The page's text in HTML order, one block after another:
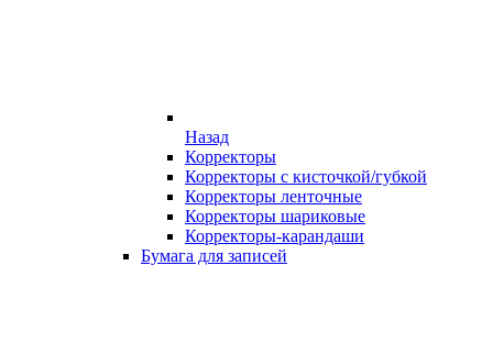
Назад
Корректоры
Корректоры с кисточкой/губкой
Корректоры ленточные
Корректоры шариковые
Корректоры-карандаши
Бумага для записей